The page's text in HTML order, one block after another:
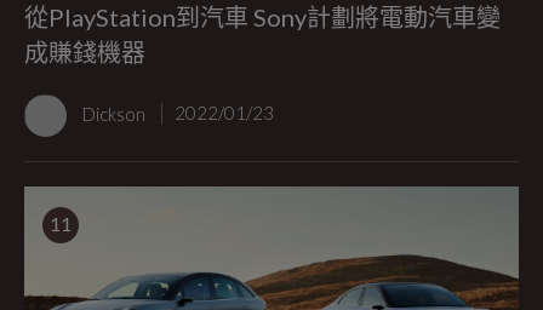
從PlayStation到汽車 Sony計劃將電動汽車變
成賺錢機器
Dickson 2022/01/23
11